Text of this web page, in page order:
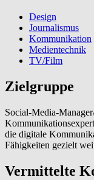
Design
Journalismus
Kommunikation
Medientechnik
TV/Film
Zielgruppe
Social-Media-
die digitale
Fähigkeiten gezielt
Vermittelte